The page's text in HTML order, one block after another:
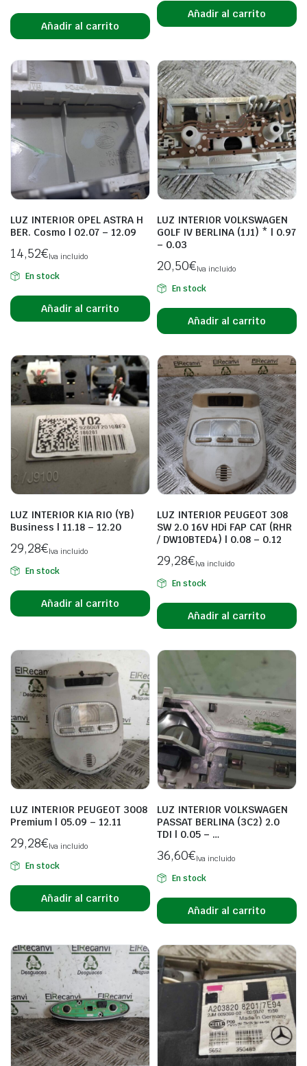
Añadir al carrito
Añadir al carrito
LUZ INTERIOR OPEL ASTRA H
BER. Cosmo | 02.07 – 12.09
14,52€Iva incluido
En stock
Añadir al carrito
LUZ INTERIOR VOLKSWAGEN
GOLF IV BERLINA (1J1) * | 0.97
– 0.03
20,50€Iva incluido
En stock
Añadir al carrito
LUZ INTERIOR KIA RIO (YB)
Business | 11.18 – 12.20
29,28€Iva incluido
En stock
Añadir al carrito
LUZ INTERIOR PEUGEOT 308
SW 2.0 16V HDi FAP CAT (RHR
/ DW10BTED4) | 0.08 – 0.12
29,28€Iva incluido
En stock
Añadir al carrito
LUZ INTERIOR PEUGEOT 3008
Premium | 05.09 – 12.11
29,28€Iva incluido
En stock
Añadir al carrito
LUZ INTERIOR VOLKSWAGEN
PASSAT BERLINA (3C2) 2.0
TDI | 0.05 – …
36,60€Iva incluido
En stock
Añadir al carrito